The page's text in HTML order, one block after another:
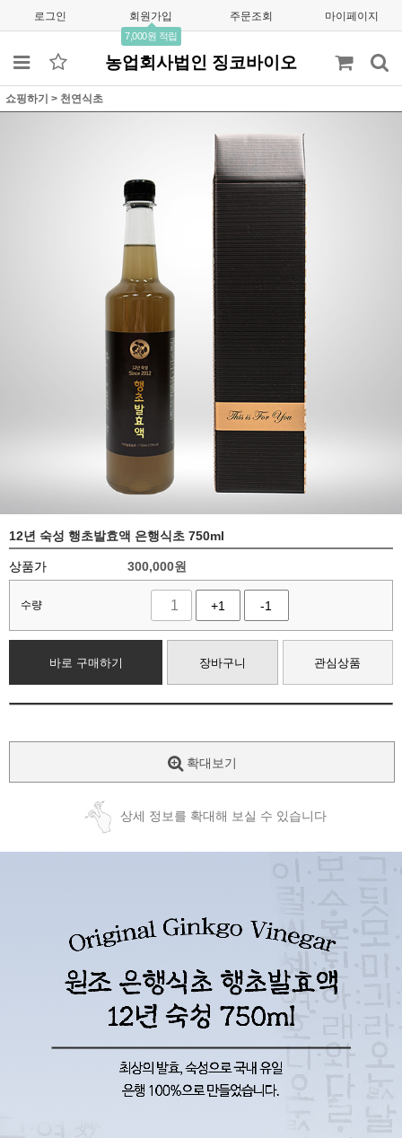
로그인 회원가입
7,000원 적립
주문조회 마이페이지
농업회사법인 징코바이오
쇼핑하기 > 천연식초
12년 숙성 행초발효액 은행식초 750ml
상품가 300,000원
수량 +1 -1
바로 구매하기 장바구니 관심상품
확대보기
상세 정보를 확대해 보실 수 있습니다